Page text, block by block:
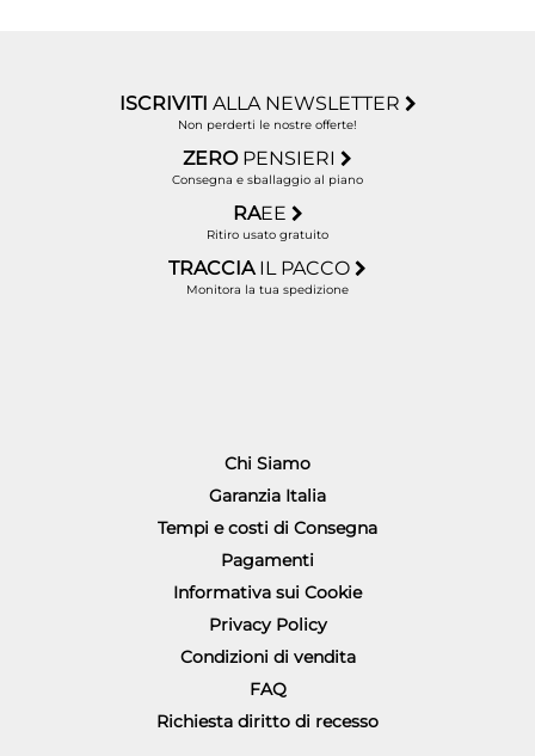
ISCRIVITI ALLA NEWSLETTER
Non perderti le nostre offerte!
ZERO PENSIERI
Consegna e sballaggio al piano
RAEE
Ritiro usato gratuito
TRACCIA IL PACCO
Monitora la tua spedizione
Chi Siamo
Garanzia Italia
Tempi e costi di Consegna
Pagamenti
Informativa sui Cookie
Privacy Policy
Condizioni di vendita
FAQ
Richiesta diritto di recesso